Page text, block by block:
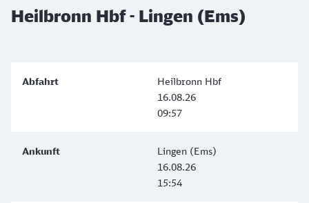
Heilbronn Hbf - Lingen (Ems)
Heilbronn Hbf
16.08.26
09:57
Lingen (Ems)
16.08.26
15:54